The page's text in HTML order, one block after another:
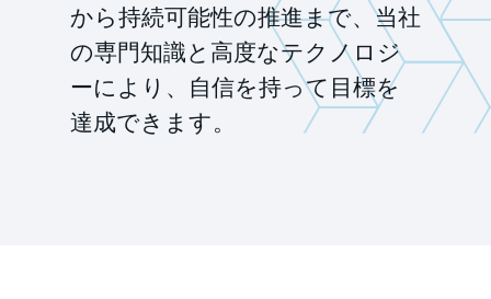
から持続可能性の推進まで、当社
の専門知識と高度なテクノロジ
ーにより、自信を持って目標を
達成できます。